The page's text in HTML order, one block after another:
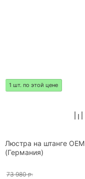
1 шт. по этой цене
Люстра на штанге OEM
(Германия)
73 980 р.